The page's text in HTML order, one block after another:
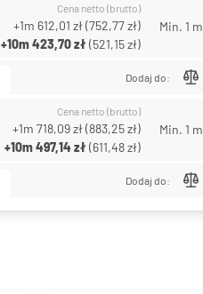
Cena netto (brutto)
+1m 612,01 zł(752,77 zł)
+10m423,70 zł(521,15 zł)
Min. 1 m
Dodaj do:
Cena netto (brutto)
+1m 718,09 zł(883,25 zł)
+10m497,14 zł(611,48 zł)
Min. 1 m
Dodaj do: